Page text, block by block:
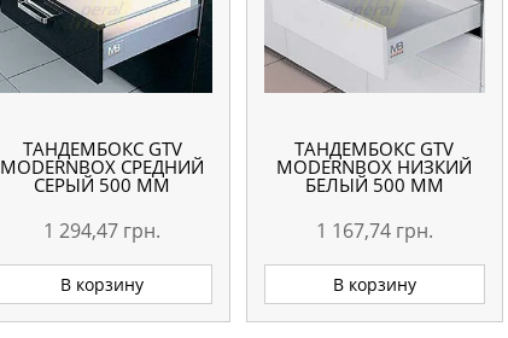
ТАНДЕМБОКС GTV
MODERNBOX СРЕДНИЙ
СЕРЫЙ 500 ММ
1 294,47 грн.
В корзину
ТАНДЕМБОКС GTV
MODERNBOX НИЗКИЙ
БЕЛЫЙ 500 ММ
1 167,74 грн.
В корзину